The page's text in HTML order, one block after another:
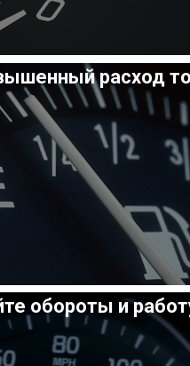
расход
обороты и